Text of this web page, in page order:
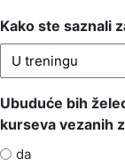
Kako ste saznali
Ubuduće bih
kurseva vezanih
da